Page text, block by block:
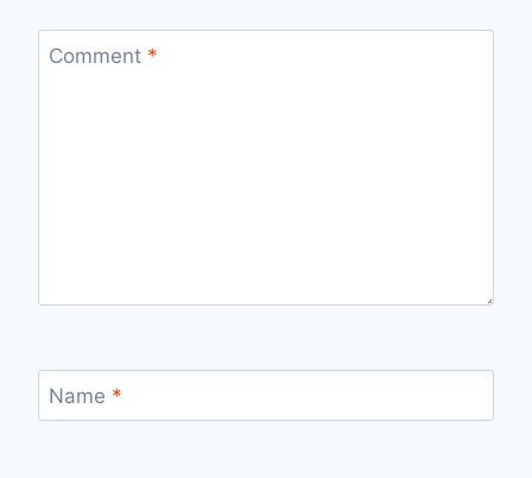
Comment *
Name *